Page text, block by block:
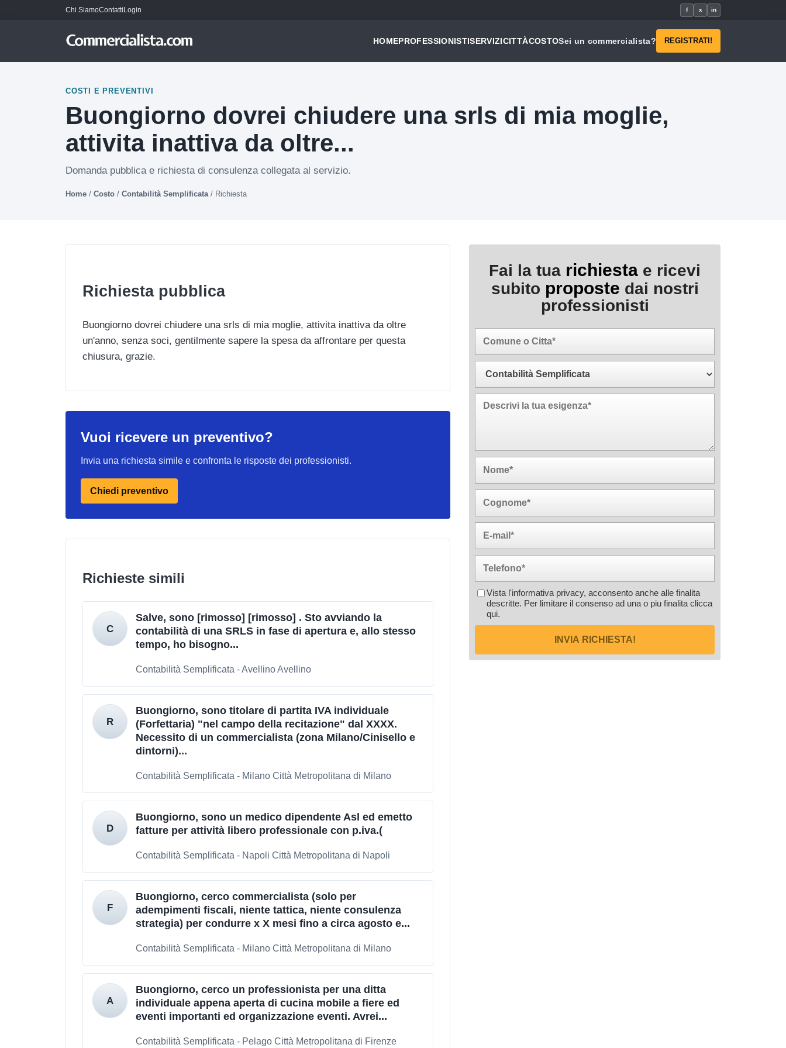
Chi SiamoContattiLogin f x in
HOMEPROFESSIONISTISERVIZICITTÀCOSTOSei un commercialista? REGISTRATI!
COSTI E PREVENTIVI
Buongiorno dovrei chiudere una srls di mia moglie,
attivita inattiva da oltre...
Domanda pubblica e richiesta di consulenza collegata al servizio.
Home / Costo / Contabilità Semplificata/ Richiesta
Richiesta pubblica
Buongiorno dovrei chiudere una srls di mia moglie, attivita inattiva da oltre
un'anno, senza soci, gentilmente sapere la spesa da affrontare per questa
chiusura, grazie.
Vuoi ricevere un preventivo?
Invia una richiesta simile e confronta le risposte dei professionisti.
Chiedi preventivo
Richieste simili
Salve, sono [rimosso] [rimosso] . Sto avviando la
contabilità di una SRLS in fase di apertura e, allo stesso
tempo, ho bisogno...
Contabilità Semplificata - Avellino Avellino
Buongiorno, sono titolare di partita IVA individuale
(Forfettaria) "nel campo della recitazione" dal XXXX.
Necessito di un commercialista (zona Milano/Cinisello e
dintorni)...
Contabilità Semplificata - Milano Città Metropolitana di Milano
Buongiorno, sono un medico dipendente Asl ed emetto
fatture per attività libero professionale con p.iva.(
Contabilità Semplificata - Napoli Città Metropolitana di Napoli
Buongiorno, cerco commercialista (solo per
adempimenti fiscali, niente tattica, niente consulenza
strategia) per condurre x X mesi fino a circa agosto e...
Contabilità Semplificata - Milano Città Metropolitana di Milano
Buongiorno, cerco un professionista per una ditta
individuale appena aperta di cucina mobile a fiere ed
eventi importanti ed organizzazione eventi. Avrei...
Contabilità Semplificata - Pelago Città Metropolitana di Firenze
Fai la tua richiesta e ricevi
subito proposte dai nostri
professionisti
Vista l'informativa privacy, acconsento anche alle finalita
descritte. Per limitare il consenso ad una o piu finalita clicca
qui.
INVIA RICHIESTA!